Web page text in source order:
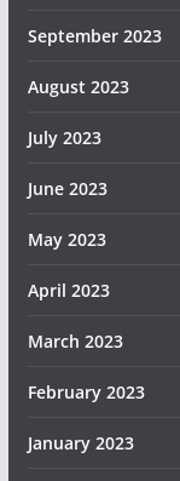
September 2023
August 2023
July 2023
June 2023
May 2023
April 2023
March 2023
February 2023
January 2023